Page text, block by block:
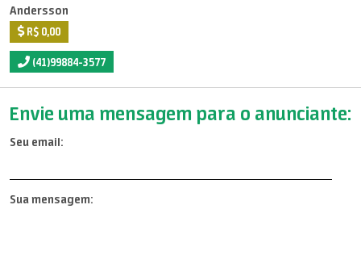
Andersson
R$ 0,00
(41)99884-3577
Envie uma mensagem para o anunciante:
Seu email:
Sua mensagem: